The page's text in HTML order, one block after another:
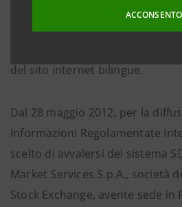
ACCONSENTO
opportunità di informazione e
società, nel quadro di una
del sito internet bilingue.
Dal 28 maggio 2012, per la
Informazioni Regolamentate
scelto di avvalersi del sistema
Market Services S.p.A., società
Stock Exchange, avente sede in